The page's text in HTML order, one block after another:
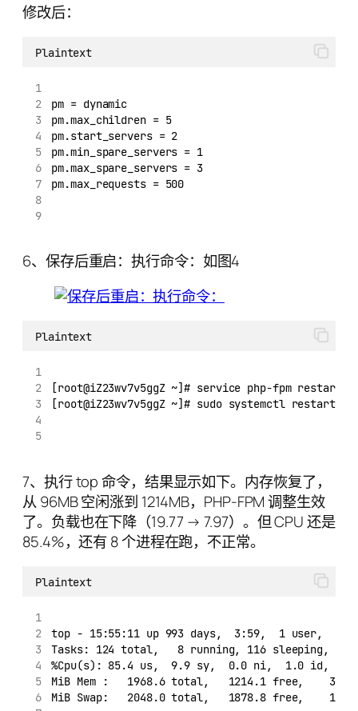
修改后：
Plaintext
pm = dynamic
pm.max_children = 5
pm.start_servers = 2
pm.min_spare_servers = 1
pm.max_spare_servers = 3
pm.max_requests = 500
6、保存后重启：执行命令：如图4
Plaintext
[root@iZ23wv7v5ggZ ~]# service php-fpm restart
[root@iZ23wv7v5ggZ ~]# sudo systemctl restart
7、执行 top 命令，结果显示如下。内存恢复了，
从 96MB 空闲涨到 1214MB，PHP-FPM 调整生效
了。负载也在下降（19.77 → 7.97）。但 CPU 还是
85.4%，还有 8 个进程在跑，不正常。
Plaintext
top - 15:55:11 up 993 days,  3:59,  1 user,
Tasks: 124 total,   8 running, 116 sleeping,   0
%Cpu(s): 85.4 us,  9.9 sy,  0.0 ni,  1.0 id,
MiB Mem :   1968.6 total,   1214.1 free,
MiB Swap:   2048.0 total,   1878.8 free,